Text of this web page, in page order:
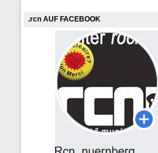
.rcn AUF FACEBOOK